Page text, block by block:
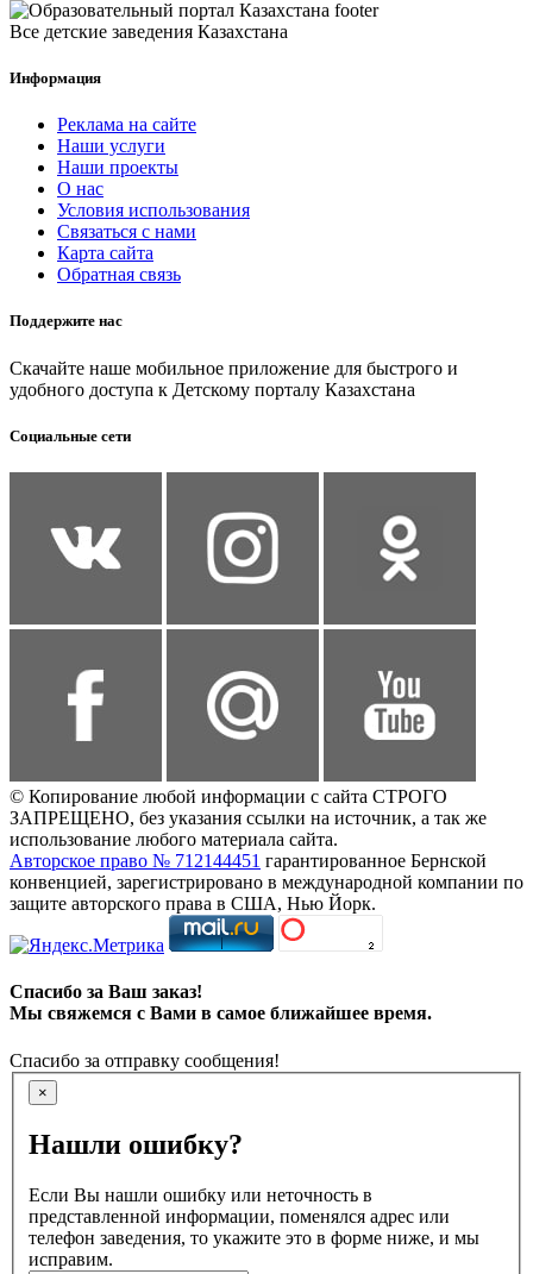
Все детские заведения Казахстана
Информация
Реклама на сайте
Наши услуги
Наши проекты
О нас
Условия использования
Связаться с нами
Карта сайта
Обратная связь
Поддержите нас
Скачайте наше мобильное приложение для быстрого и
удобного доступа к Детскому порталу Казахстана
Социальные сети
© Копирование любой информации с сайта СТРОГО
ЗАПРЕЩЕНО, без указания ссылки на источник, а так же
использование любого материала сайта.
Авторское право № 712144451 гарантированное Бернской
конвенцией, зарегистрировано в международной компании по
защите авторского права в США, Нью Йорк.
Спасибо за Ваш заказ!
Мы свяжемся с Вами в самое ближайшее время.
Спасибо за отправку сообщения!
×
Нашли ошибку?
Если Вы нашли ошибку или неточность в
представленной информации, поменялся адрес или
телефон заведения, то укажите это в форме ниже, и мы
исправим.